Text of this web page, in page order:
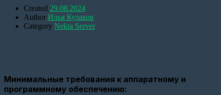
Оборудование
ATM2-
485)
Created 29.08.2024
Author Илья Кулаков
Category Nekta Server
Минимальные требования к аппаратному и
программному обеспечению: